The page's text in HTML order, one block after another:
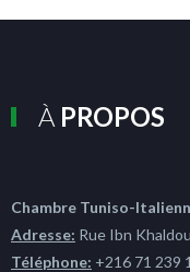
À PROPOS
Chambre Tuniso-
Adresse: Rue Ibn
Téléphone: +216 71 239